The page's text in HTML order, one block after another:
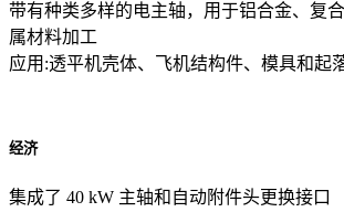
带有种类多样的电主轴，用于铝合金、复
属材料加工
应用:透平机壳体、飞机结构件、模具和起
经济
集成了 40 kW 主轴和自动附件头更换接口